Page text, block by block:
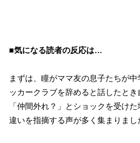
■気になる読者の反応は…
まずは、瞳がママ友の息子たちが
ッカークラブを辞めると話したと
「仲間外れ？」とショックを受け
違いを指摘する声が多く集まりまし